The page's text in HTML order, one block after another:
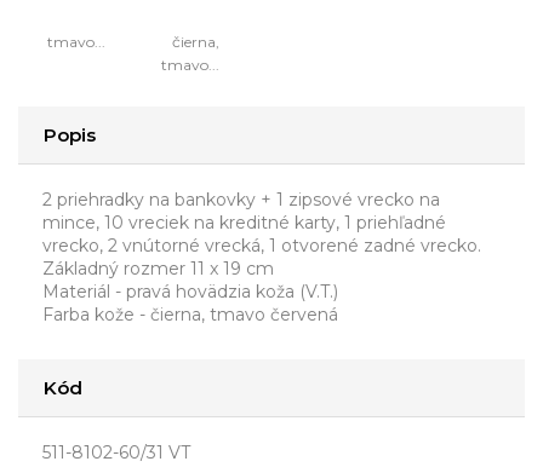
tmavo...
čierna,
tmavo...
Popis
2 priehradky na bankovky + 1 zipsové vrecko na
mince, 10 vreciek na kreditné karty, 1 priehľadné
vrecko, 2 vnútorné vrecká, 1 otvorené zadné vrecko.
Základný rozmer 11 x 19 cm
Materiál - pravá hovädzia koža (V.T.)
Farba kože - čierna, tmavo červená
Kód
511-8102-60/31 VT